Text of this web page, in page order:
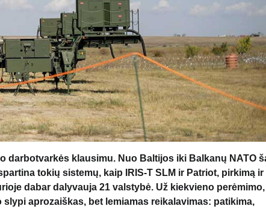
klausimu. Nuo Baltijos iki Balkanų NATO
tokių sistemų, kaip IRIS-T SLM ir Patriot, pirkimą ir
dabar dalyvauja 21 valstybė. Už kiekvieno perėmimo,
aprozaiškas, bet lemiamas reikalavimas: patikima,